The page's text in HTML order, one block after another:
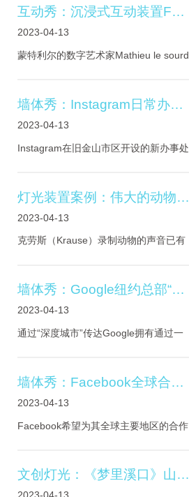
等多元业态为一体的超大型综合文旅项
目，于2019年12月21日盛大开幕。
互动秀：沉浸式互动装置FLOW
2023-04-13
蒙特利尔的数字艺术家Mathieu le sourd
上升和下降的美学原理。整个作品共使
用了8台不同的高清投影机，整
墙体秀：Instagram日常办公区灯光森林
2023-04-13
Instagram在旧金山市区开设的新办事处
伴的日常办公区。公司希望能够给人留
下令人难忘的第一印象，以兑
灯光装置案例：伟大的动物乐团灯光装置
2023-04-13
克劳斯（Krause）录制动物的声音已有
栖息地的15000多种物种。创意团队UVA
以Krause录制的音频为设计基础，把整
墙体秀：Google纽约总部“深度城市”
2023-04-13
通过“深度城市”传达Google拥有通过一
Google纽约总部建立整体、高级别的交
互体验，以其自身的数据和先
墙体秀：Facebook全球合作伙伴中心交互式体验空间
2023-04-13
Facebook希望为其全球主要地区的合作
体验，以Facebook对未来的大胆愿景想
象激发他们的灵感。通过与Fa
文创灯光：《梦里溪口》山水实景光影秀